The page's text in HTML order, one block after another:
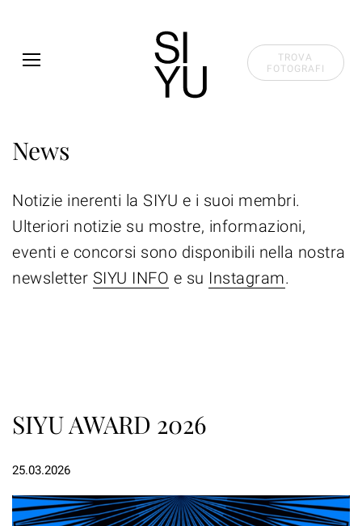
TROVA
FOTOGRAFI
News
Notizie inerenti la SIYU e i suoi membri.
Ulteriori notizie su mostre, informazioni,
eventi e concorsi sono disponibili nella nostra
newsletter SIYU INFO e su Instagram.
SIYU AWARD 2026
25.03.2026